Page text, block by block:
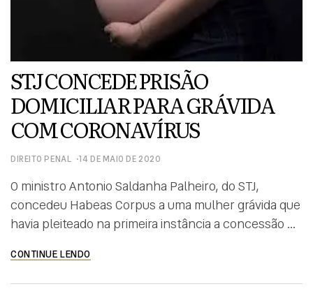
STJ CONCEDE PRISÃO
DOMICILIAR PARA GRÁVIDA
COM CORONAVÍRUS
DIREITO PENAL 14 DE MAIO DE 2020
O ministro Antonio Saldanha Palheiro, do STJ,
concedeu Habeas Corpus a uma mulher grávida que
havia pleiteado na primeira instância a concessão de
cumpre pena de 7 anos, 5 meses e 10 dias de
reclusão, em regime semiaberto, por tráfico de
CONTINUE LENDO